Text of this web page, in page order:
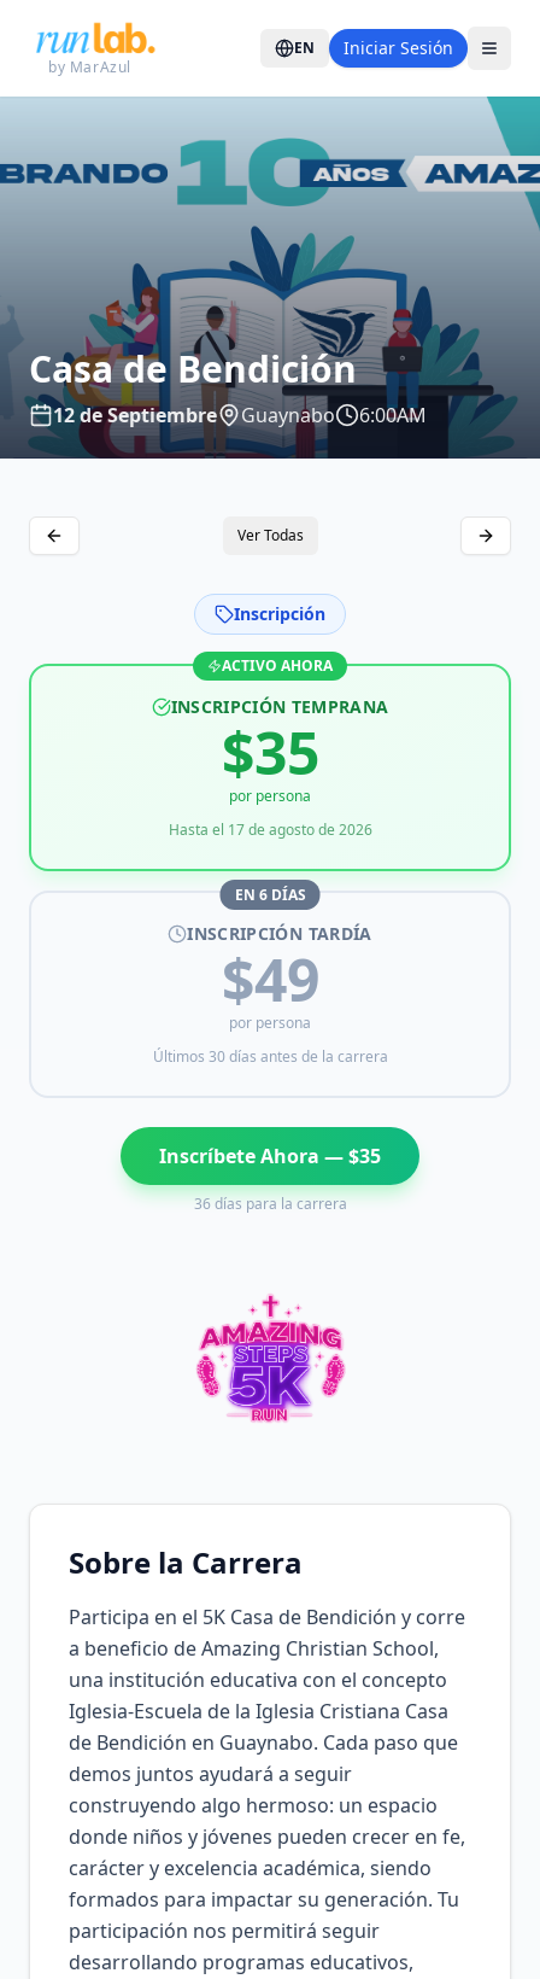
by MarAzul
EN Iniciar Sesión
Casa de Bendición
12 de Septiembre Guaynabo 6:00AM
Ver Todas
Inscripción
ACTIVO AHORA
INSCRIPCIÓN TEMPRANA
$35
por persona
Hasta el 17 de agosto de 2026
EN 6DÍAS
INSCRIPCIÓN TARDÍA
$49
por persona
Últimos 30 días antes de la carrera
Inscríbete Ahora — $35
36días para la carrera
Sobre la Carrera
Participa en el 5K Casa de Bendición y corre
a beneficio de Amazing Christian School,
una institución educativa con el concepto
Iglesia-Escuela de la Iglesia Cristiana Casa
de Bendición en Guaynabo. Cada paso que
demos juntos ayudará a seguir
construyendo algo hermoso: un espacio
donde niños y jóvenes pueden crecer en fe,
carácter y excelencia académica, siendo
formados para impactar su generación. Tu
participación nos permitirá seguir
desarrollando programas educativos,